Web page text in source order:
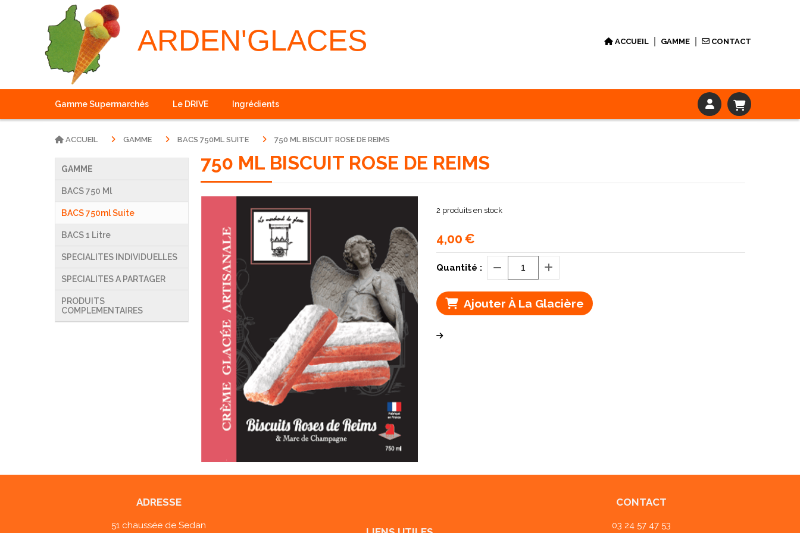
ARDEN'GLACES ACCUEIL GAMME CONTACT
Gamme Supermarchés Le DRIVE Ingrédients
GAMME
BACS 750 Ml
BACS 750ml Suite
BACS 1 Litre
SPECIALITES INDIVIDUELLES
SPECIALITES A PARTAGER
PRODUITS
COMPLEMENTAIRES
ACCUEIL GAMME BACS 750ML SUITE 750 ML BISCUIT ROSE DE REIMS
750 ML BISCUIT ROSE DE REIMS
4,00€
2 produits en stock
Quantité :
Ajouter À La Glacière
ADRESSE
51 chaussée de Sedan
CONTACT
03 24 57 47 53
Panneau de gestion des cookies